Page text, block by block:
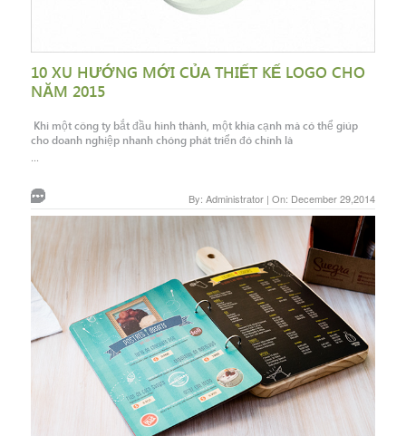
10 XU HƯỚNG MỚI CỦA THIẾT KẾ LOGO CHO
NĂM 2015
Khi một công ty bắt đầu hình thành, một khía cạnh mà có thể giúp
cho doanh nghiệp nhanh chóng phát triển đó chính là
By: Administrator | On: December 29,2014